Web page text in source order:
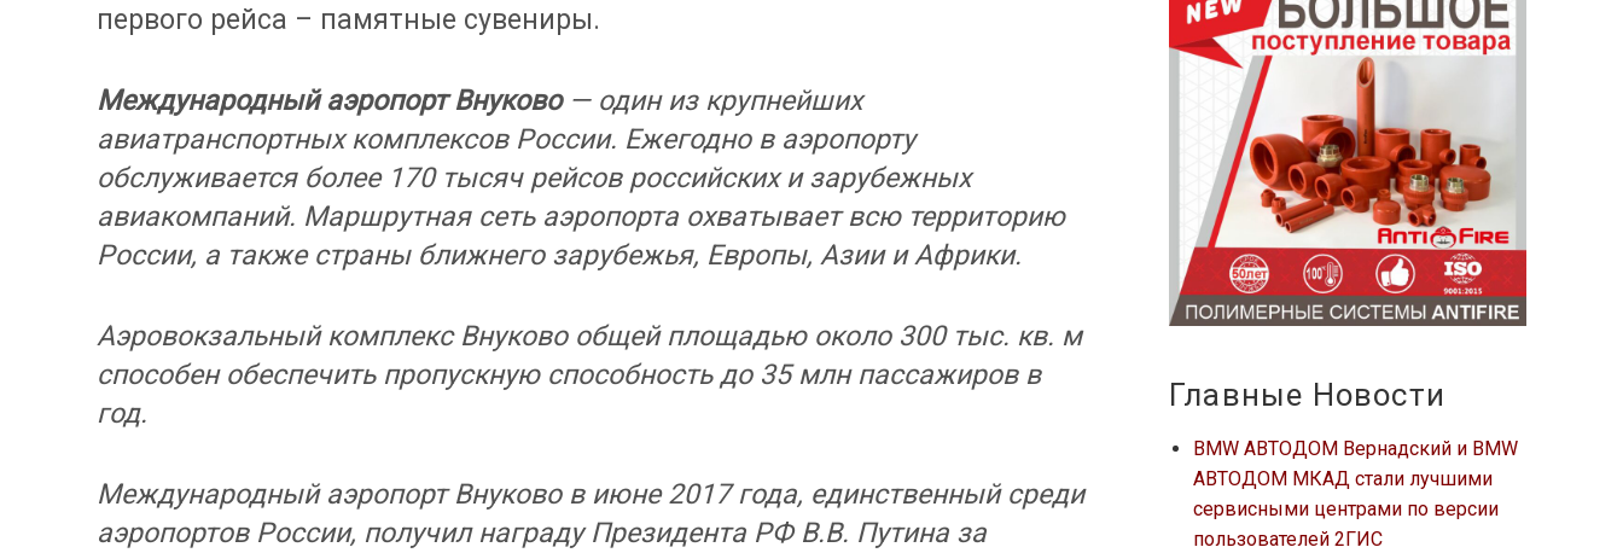
первого рейса – памятные сувениры.
Международный аэропорт Внуково— один из крупнейших
авиатранспортных комплексов России. Ежегодно в аэропорту
обслуживается более 170 тысяч рейсов российских и зарубежных
авиакомпаний. Маршрутная сеть аэропорта охватывает всю территорию
России, а также страны ближнего зарубежья, Европы, Азии и Африки.
Аэровокзальный комплекс Внуково общей площадью около 300 тыс. кв. м
способен обеспечить пропускную способность до 35 млн пассажиров в
год.
Международный аэропорт Внуково в июне 2017 года, единственный среди
аэропортов России, получил награду Президента РФ В.В. Путина за
Главные Новости
BMW АВТОДОМ Вернадский и BMW
АВТОДОМ МКАД стали лучшими
сервисными центрами по версии
пользователей 2ГИС